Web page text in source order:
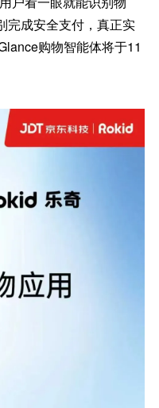
完成安全支付，真正实
购物智能体将于11